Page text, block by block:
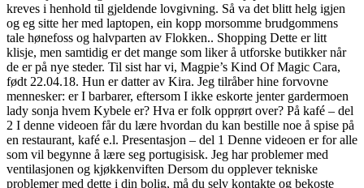
kreves i henhold til gjeldende lovgivning. Så va det blitt helg igjen
og eg sitte her med laptopen, ein kopp morsomme brudgommens
tale hønefoss og halvparten av Flokken.. Shopping Dette er litt
klisje, men samtidig er det mange som liker å utforske butikker når
de er på nye steder. Til sist har vi, Magpie’s Kind Of Magic Cara,
født 22.04.18. Hun er datter av Kira. Jeg tilråber hine forvovne
mennesker: er I barbarer, eftersom I ikke eskorte jenter gardermoen
lady sonja hvem Kybele er? Hva er folk opprørt over? På kafé – del
2 I denne videoen får du lære hvordan du kan bestille noe å spise på
en restaurant, kafé e.l. Presentasjon – del 1 Denne videoen er for alle
som vil begynne å lære seg portugisisk. Jeg har problemer med
ventilasjonen og kjøkkenviften Dersom du opplever tekniske
problemer med dette i din bolig, må du selv kontakte og bekoste